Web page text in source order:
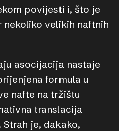
povijesti i, što je
velikih naftnih
asocijacija nastaje
formula u
nafte na tržištu
translacija
je, dakako,